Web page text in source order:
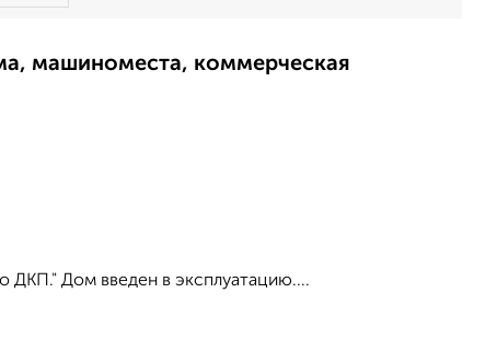
машиноместа, коммерческая
Дом введен в эксплуатацию....